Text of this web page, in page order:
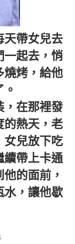
天帶女兒去
一起去，悄
燒烤，給他
，在那裡發
的熱天，老
女兒放下吃
續帶上卡通
的面前，
水，讓他歇